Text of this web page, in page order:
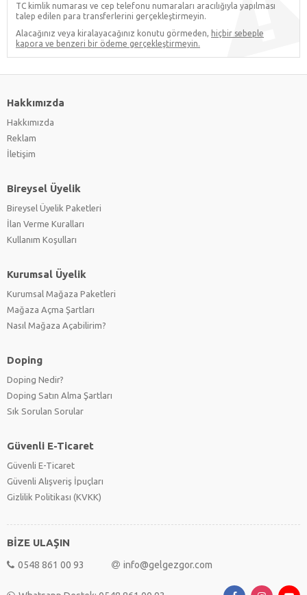
TC kimlik numarası ve cep telefonu numaraları aracılığıyla yapılması
talep edilen para transferlerini gerçekleştirmeyin.
Alacağınız veya kiralayacağınız konutu görmeden, hiçbir sebeple
kapora ve benzeri bir ödeme gerçekleştirmeyin.
Hakkımızda
Hakkımızda
Reklam
İletişim
Bireysel Üyelik
Bireysel Üyelik Paketleri
İlan Verme Kuralları
Kullanım Koşulları
Kurumsal Üyelik
Kurumsal Mağaza Paketleri
Mağaza Açma Şartları
Nasıl Mağaza Açabilirim?
Doping
Doping Nedir?
Doping Satın Alma Şartları
Sık Sorulan Sorular
Güvenli E-Ticaret
Güvenli E-Ticaret
Güvenli Alışveriş İpuçları
Gizlilik Politikası (KVKK)
BİZE ULAŞIN
0548 861 00 93 info@gelgezgor.com